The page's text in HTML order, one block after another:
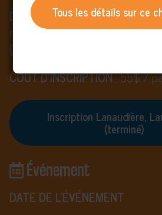
DATE LIMITE POUR DÉPÔT DE
mars 2026
(rapport et approbation parentale)
COÛT D’INSCRIPTION: 55$ /
Inscription Lanaudière,
(terminé)
Événement
DATE DE L’ÉVÉNEMENT
Tous les détails sur ce